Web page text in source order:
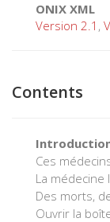
ONIX XML
Version 2.1 ,
Contents
Ces
La médecine
Des morts,
Ouvrir la